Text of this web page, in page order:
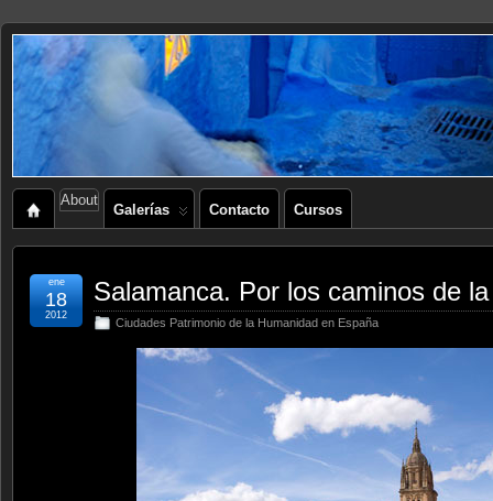
About
Galerías Contacto Cursos
Salamanca. Por los caminos de
Ciudades Patrimonio de la Humanidad en España
ene
18
2012